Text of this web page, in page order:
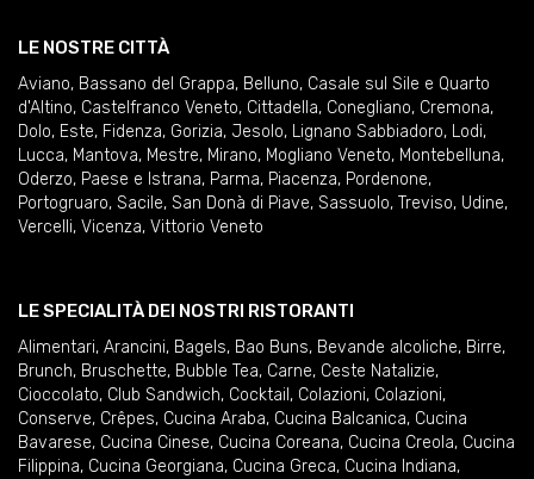
LE NOSTRE CITTÀ
Aviano, Bassano del Grappa, Belluno, Casale sul Sile e Quarto
d'Altino, Castelfranco Veneto, Cittadella, Conegliano, Cremona,
Dolo, Este, Fidenza, Gorizia, Jesolo, Lignano Sabbiadoro, Lodi,
Lucca, Mantova, Mestre, Mirano, Mogliano Veneto, Montebelluna,
Oderzo, Paese e Istrana, Parma, Piacenza, Pordenone,
Portogruaro, Sacile, San Donà di Piave, Sassuolo, Treviso, Udine,
Vercelli, Vicenza, Vittorio Veneto
LE SPECIALITÀ DEI NOSTRI RISTORANTI
Alimentari, Arancini, Bagels, Bao Buns, Bevande alcoliche, Birre,
Brunch, Bruschette, Bubble Tea, Carne, Ceste Natalizie,
Cioccolato, Club Sandwich, Cocktail , Colazioni, Colazioni,
Conserve, Crêpes, Cucina Araba, Cucina Balcanica, Cucina
Bavarese, Cucina Cinese, Cucina Coreana, Cucina Creola, Cucina
Filippina, Cucina Georgiana, Cucina Greca, Cucina Indiana,